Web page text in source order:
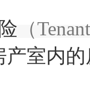
（
产室内